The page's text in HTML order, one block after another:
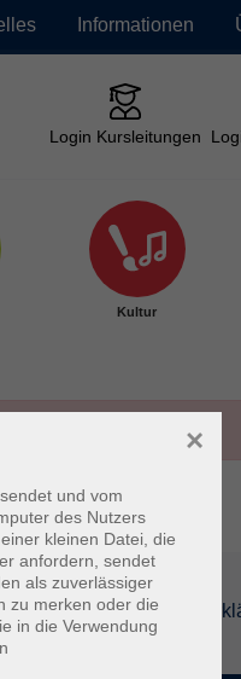
Informationen
Login Kursleitungen
Kultur
und vom
des Nutzers
kleinen Datei, die
anfordern, sendet
als zuverlässiger
zu merken oder die
in die Verwendung
×